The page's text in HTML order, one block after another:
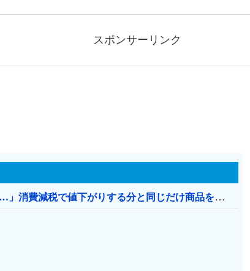
スポンサーリンク
【消費税率1％】 「下げるのが筋なんですけど…」消費減税で値下がりする分と同じだけ商品を値上げして店頭価格を変えない店も